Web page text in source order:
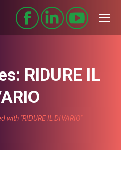
RIDURE IL
with "RIDURE IL DIVARIO"